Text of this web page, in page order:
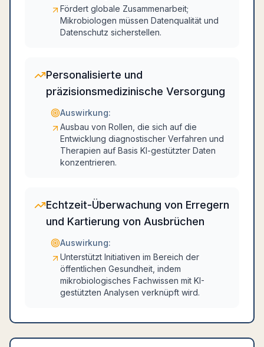
Fördert globale Zusammenarbeit;
Mikrobiologen müssen Datenqualität und
Datenschutz sicherstellen.
Personalisierte und
präzisionsmedizinische Versorgung
Auswirkung:
Ausbau von Rollen, die sich auf die
Entwicklung diagnostischer Verfahren und
Therapien auf Basis KI-gestützter Daten
konzentrieren.
Echtzeit-Überwachung von Erregern
und Kartierung von Ausbrüchen
Auswirkung:
Unterstützt Initiativen im Bereich der
öffentlichen Gesundheit, indem
mikrobiologisches Fachwissen mit KI-
gestützten Analysen verknüpft wird.